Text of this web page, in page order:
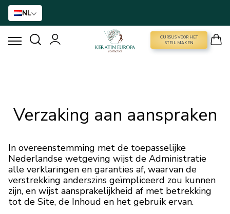
NL
CURSUS VOOR HET
STEIL MAKEN
CURSUS VOOR HET STEIL MAKEN
THUISVERZORGING
NANO GOLD
Verzaking aan aanspraken
In overeenstemming met de toepasselijke
Nederlandse wetgeving wijst de Administratie
alle verklaringen en garanties af, waarvan de
verstrekking anderszins geïmpliceerd zou kunnen
zijn, en wijst aansprakelijkheid af met betrekking
tot de Site, de Inhoud en het gebruik ervan.